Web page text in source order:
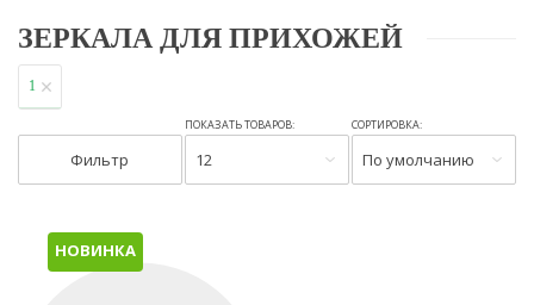
ЗЕРКАЛА ДЛЯ ПРИХОЖЕЙ
1
Фильтр
ПОКАЗАТЬ ТОВАРОВ:
12
СОРТИРОВКА:
По умолчанию
НОВИНКА